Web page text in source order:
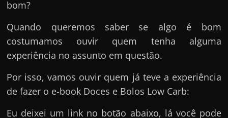
i
o
n
a
i
n
bom?
Quando queremos saber se algo é bom
costumamos ouvir quem tenha alguma
experiência no assunto em questão.
Por isso, vamos ouvir quem já teve a experiência
de fazer o e-book Doces e Bolos Low Carb:
Eu deixei um link no botão abaixo, lá você pode